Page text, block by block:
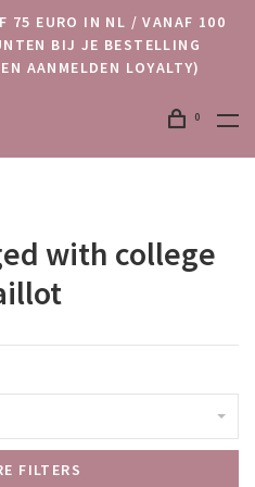
75 EURO IN NL / VANAF 100
BIJ JE BESTELLING
AANMELDEN LOYALTY)
0
with college
FILTERS